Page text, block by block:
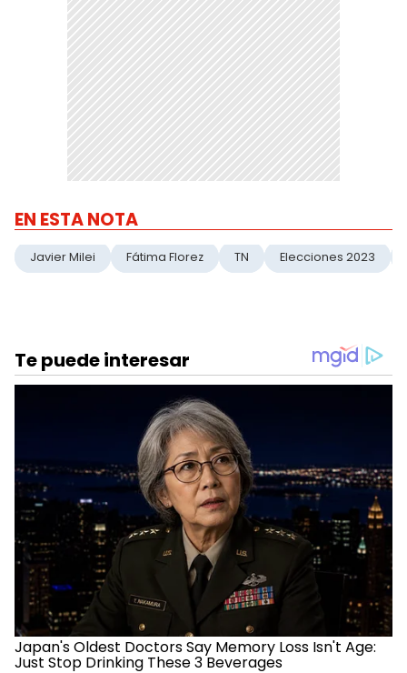
EN ESTA NOTA
Javier Milei Fátima Florez TN Elecciones 2023